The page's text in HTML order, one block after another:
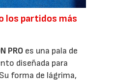
los partidos más
PRO es una pala de
diseñada para
forma de lágrima,